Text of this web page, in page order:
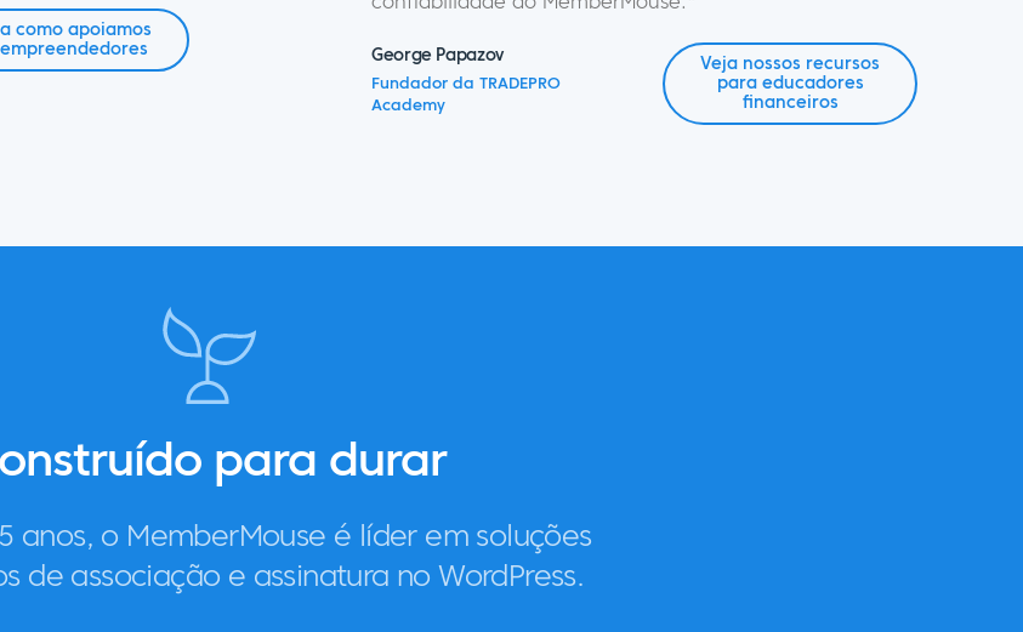
como apoiamos
George Papazov
Fundador da TRADEPRO
Academy
Veja nossos recursos
para educadores
financeiros
para durar
anos, o MemberMouse é líder em soluções
de associação e assinatura no WordPress.